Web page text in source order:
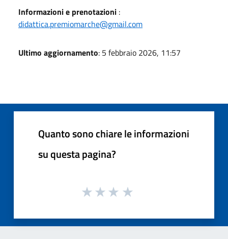
Informazioni e prenotazioni :
didattica.premiomarche@gmail.com
Ultimo aggiornamento: 5 febbraio 2026, 11:57
Quanto sono chiare le informazioni
su questa pagina?